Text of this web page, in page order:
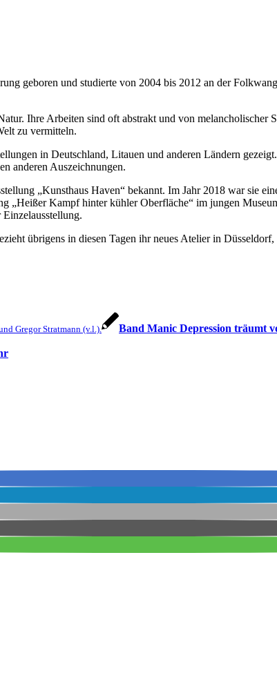
geboren und studierte von 2004 bis 2012 an der
Ihre Arbeiten sind oft abstrakt und von
zu vermitteln.
in Deutschland, Litauen und anderen Ländern
anderen Auszeichnungen.
„Kunsthaus Haven“ bekannt. Im Jahr 2018 war sie
„Heißer Kampf hinter kühler Oberfläche“ im jungen
übrigens in diesen Tagen ihr neues Atelier in
Gregor Stratmann (v.l.). Band Manic Depression träumt